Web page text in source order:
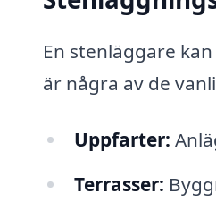
En stenläggare
är några av de
Uppfarter:
Terrasser: